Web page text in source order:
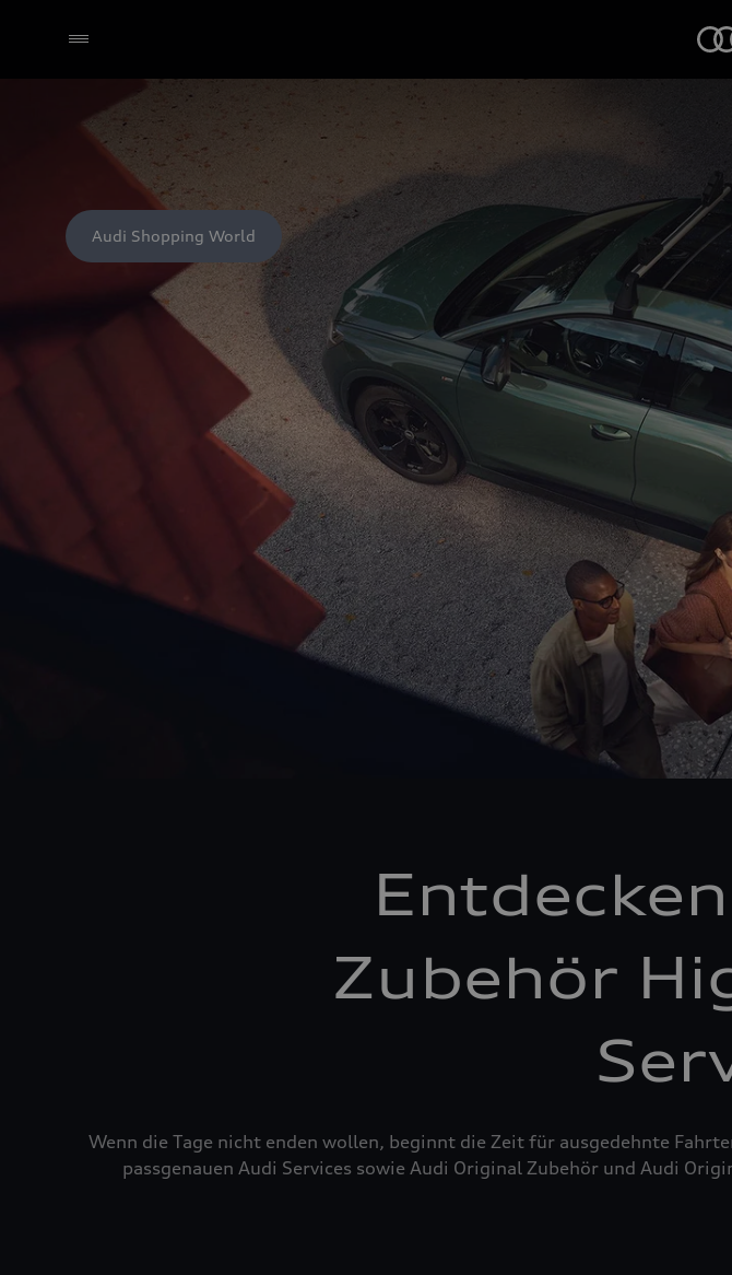
Audi Shopping World
Zubehör
Wenn die Tage nicht enden wollen, beginnt die Zeit für ausgedehnte
passgenauen Audi Services sowie Audi Original Zubehör und Audi